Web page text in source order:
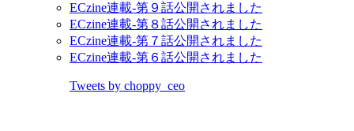
ECzine連載-第９話公開されました
ECzine連載-第８話公開されました
ECzine連載-第７話公開されました
ECzine連載-第６話公開されました
Tweets by choppy_ceo